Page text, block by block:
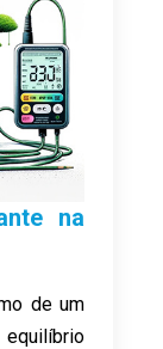
na
de um